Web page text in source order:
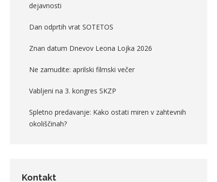
dejavnosti
Dan odprtih vrat SOTETOS
Znan datum Dnevov Leona Lojka 2026
Ne zamudite: aprilski filmski večer
Vabljeni na 3. kongres SKZP
Spletno predavanje: Kako ostati miren v zahtevnih
okoliščinah?
Kontakt